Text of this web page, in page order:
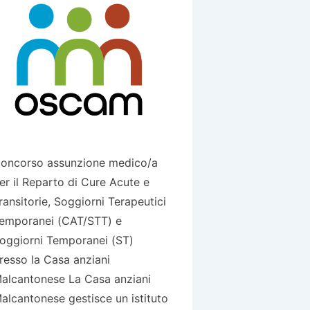
assunzione medico/a
il Reparto di Cure Acute e
Soggiorni Terapeutici
(CAT/STT) e
Temporanei (ST)
la Casa anziani
La Casa anziani
gestisce un istituto